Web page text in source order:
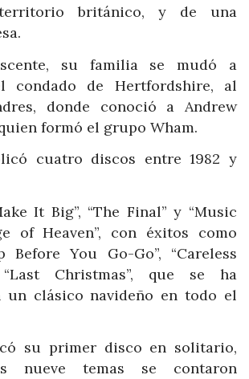
británico, y de una
su familia se mudó a
condado de Hertfordshire, al
donde conoció a Andrew
formó el grupo Wham.
cuatro discos entre 1982 y
It Big”, “The Final” y “Music
of Heaven”, con éxitos como
Before You Go-Go”, “Careless
Christmas”, que se ha
un clásico navideño en todo el
su primer disco en solitario,
nueve temas se contaron